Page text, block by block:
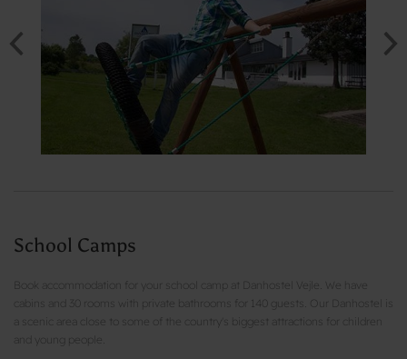
School Camps
Book accommodation for your school camp at Danhostel Vejle. We have
cabins and 30 rooms with private bathrooms for 140 guests. Our Danhostel is
a scenic area close to some of the country's biggest attractions for children
and young people.